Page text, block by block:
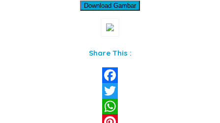
Download Gambar
Share This :
Facebook
Twitter